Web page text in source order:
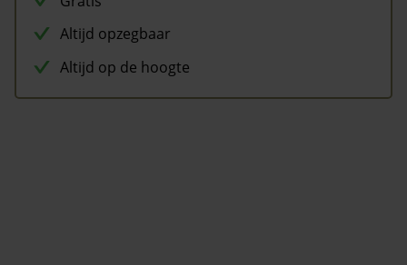
Altijd opzegbaar
Altijd op de hoogte